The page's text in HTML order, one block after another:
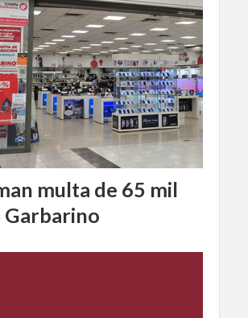
multa de 65 mil
Garbarino